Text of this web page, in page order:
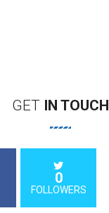
GETIN TOUCH
0
FOLLOWERS